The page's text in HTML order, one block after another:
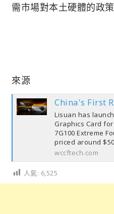
需市場對本土硬體的政
來源
China's First Real Gaming GPU, The 7G100,
Lisuan has
Graphics Card
7G100 Extreme
priced around
wccftech.com
人氣: 6,525